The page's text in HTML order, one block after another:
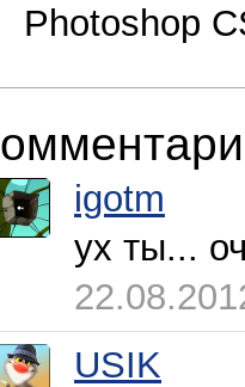
Photoshop
igotm
ух ты...
USIK